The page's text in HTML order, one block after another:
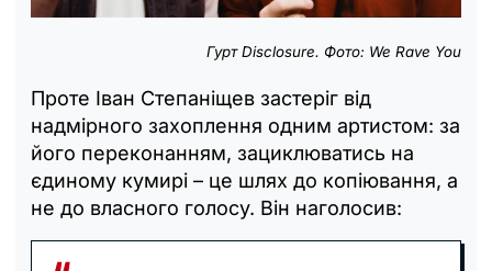
Гурт Disclosure. Фото: We Rave You
Проте Іван Степаніщев застеріг від
надмірного захоплення одним артистом: за
його переконанням, зациклюватись на
єдиному кумирі – це шлях до копіювання, а
не до власного голосу. Він наголосив: